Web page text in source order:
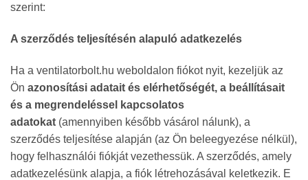
szerint:
A szerződés teljesítésén alapuló adatkezelés
Ha a ventilatorbolt.hu weboldalon fiókot nyit, kezeljük az
Ön azonosítási adatait és elérhetőségét, a beállításait
és a megrendeléssel kapcsolatos
adatokat (amennyiben később vásárol nálunk), a
szerződés teljesítése alapján (az Ön beleegyezése nélkül),
hogy felhasználói fiókját vezethessük. A szerződés, amely
adatkezelésünk alapja, a fiók létrehozásával keletkezik. E